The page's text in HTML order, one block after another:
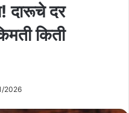
दारूचे दर
किती
2026